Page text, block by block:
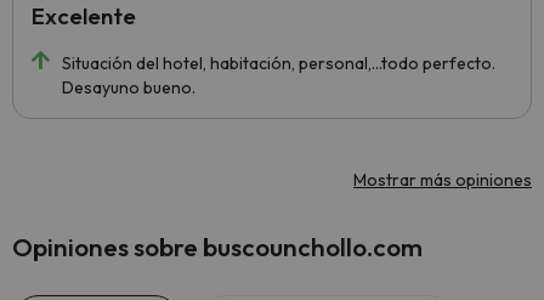
Situación del hotel, habitación, personal,...todo perfecto.
Desayuno bueno.
Excelente
Mostrar más opiniones
Opiniones sobre buscounchollo.com